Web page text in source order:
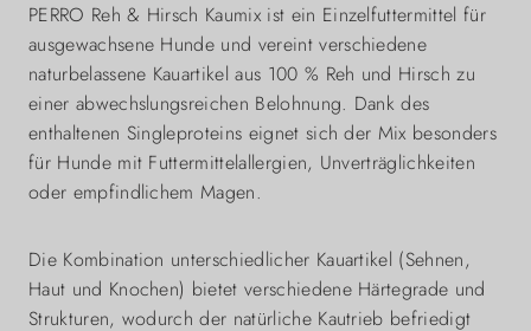
PERRO Reh & Hirsch Kaumix ist ein Einzelfuttermittel für
ausgewachsene Hunde und vereint verschiedene
naturbelassene Kauartikel aus 100 % Reh und Hirsch zu
einer abwechslungsreichen Belohnung. Dank des
enthaltenen Singleproteins eignet sich der Mix besonders
für Hunde mit Futtermittelallergien, Unverträglichkeiten
oder empfindlichem Magen.
Die Kombination unterschiedlicher Kauartikel (Sehnen,
Haut und Knochen) bietet verschiedene Härtegrade und
Strukturen, wodurch der natürliche Kautrieb befriedigt